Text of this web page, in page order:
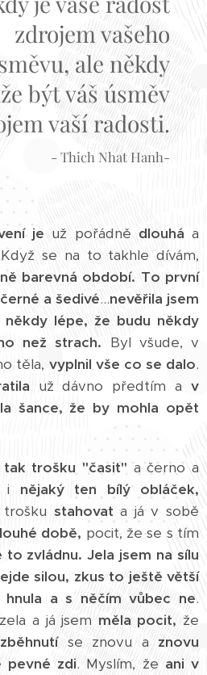
zdrojem vašeho
ale někdy
být váš úsměv
vaší radosti.
- Thich Nhat Hanh-
je už pořádně dlouhá a
Když se na to takhle dívám,
barevná období. To první
a šedivé...nevěřila jsem
lépe, že budu někdy
než strach. Byl všude, v
těla, vyplnil vše co se dalo.
už dávno předtím a v
šance, že by mohla opět
tak trošku "časit" a černo a
i nějaký ten bílý obláček,
stahovat a já v sobě
době, pocit, že se s tím
to zvládnu.Jela jsem na sílu
silou, zkus to ještě větší
hnula a s něčím vůbec ne.
a já jsem měla pocit, že
se znovu a znovu
pevné zdi. Myslím, že ani v